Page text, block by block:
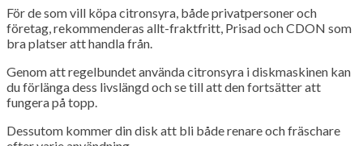
För de som vill köpa citronsyra, både privatpersoner och
företag, rekommenderas allt-fraktfritt, Prisad och CDON som
bra platser att handla från.
Genom att regelbundet använda citronsyra i diskmaskinen kan
du förlänga dess livslängd och se till att den fortsätter att
fungera på topp.
Dessutom kommer din disk att bli både renare och fräschare